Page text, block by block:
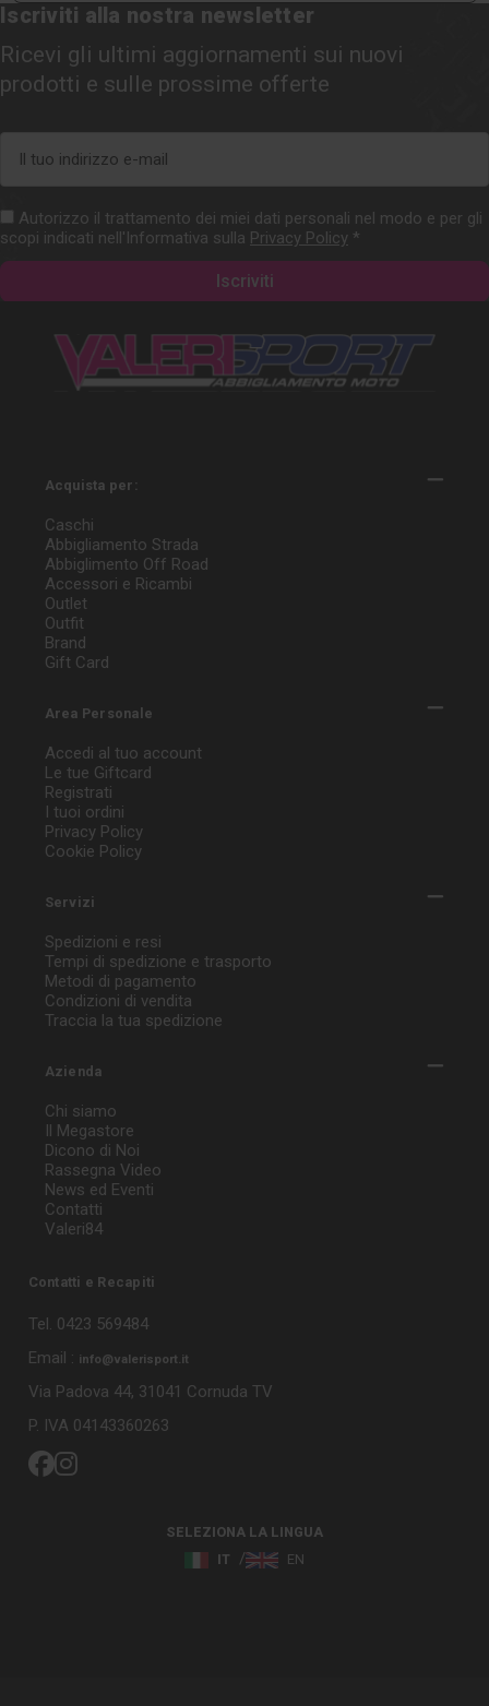
Iscriviti alla nostra newsletter
Ricevi gli ultimi aggiornamenti sui nuovi
prodotti e sulle prossime offerte
mail
Autorizzo il trattamento dei miei dati personali nel modo e per gli
scopi indicati nell'Informativa sulla Privacy Policy *
Acquista per:
Caschi
Abbigliamento Strada
Abbiglimento Off Road
Accessori e Ricambi
Outlet
Outfit
Brand
Gift Card
Area Personale
Accedi al tuo account
Le tue Giftcard
Registrati
I tuoi ordini
Privacy Policy
Cookie Policy
Servizi
Spedizioni e resi
Tempi di spedizione e trasporto
Metodi di pagamento
Condizioni di vendita
Traccia la tua spedizione
Azienda
Chi siamo
Il Megastore
Dicono di Noi
Rassegna Video
News ed Eventi
Contatti
Valeri84
Contatti e Recapiti
Tel. 0423 569484
Email : info@valerisport.it
Via Padova 44, 31041 Cornuda TV
P. IVA 04143360263
SELEZIONA LA LINGUA
IT
EN